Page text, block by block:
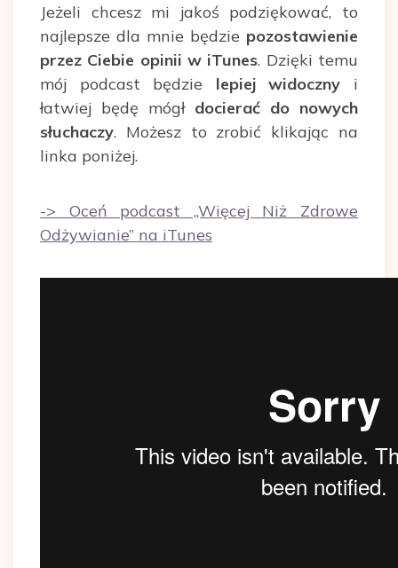
Jeżeli chcesz mi jakoś podziękować, to
najlepsze dla mnie będzie pozostawienie
przez Ciebie opinii w iTunes. Dzięki temu
mój podcast będzie lepiej widoczny i
łatwiej będę mógł docierać do nowych
słuchaczy. Możesz to zrobić klikając na
linka poniżej.
-> Oceń podcast „Więcej Niż Zdrowe
Odżywianie” na iTunes